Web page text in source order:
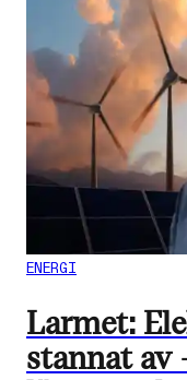
ENERGI
Larmet:
stannat av